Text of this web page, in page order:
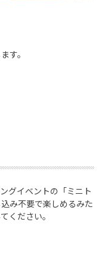
す。
グイベントの「ミニト
み不要で楽しめるみた
ください。